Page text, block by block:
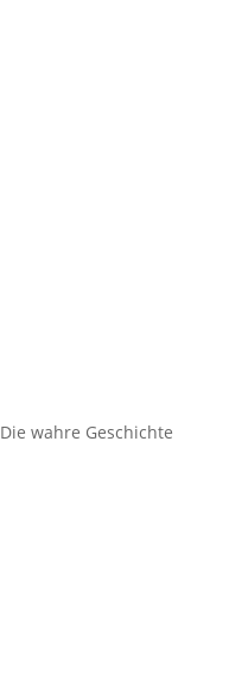
Die wahre Geschichte